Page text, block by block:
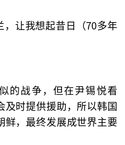
，让我想起昔日（70多年
的战争，但在尹锡悦看
及时提供援助，所以韩国
，最终发展成世界主要